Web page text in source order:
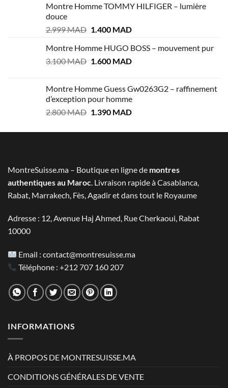
était :
est :
Montre Homme TOMMY HILFIGER – lumière
douce
2.999MAD Le
initial
était :
1.400 MADLe
actuel
est :
Montre Homme HUGO BOSS – mouvement pur
3.100MAD Le
était :
3.100 MAD.
1.600 MADLe
est :
1.600 MAD.
Montre Homme Guess Gw0263G2 – raffinement
d’exception pour homme
2.800MAD Le
initial
1.390 MADLe
actuel
MontreSuisse.ma – Boutique en ligne de montres
authentiques au Maroc . Livraison rapide à Casablanca,
Rabat, Marrakech, Fès, Agadir et dans tout le Royaume
Adresse : 12, Avenue Haj Ahmed, Rue Cherkaoui, Rabat
10000
Email :contact@montresuisse.ma
Téléphone :+212 707 160 207
INFORMATIONS
À PROPOS DE MONTRESUISSE.MA
CONDITIONS GÉNÉRALES DE VENTE